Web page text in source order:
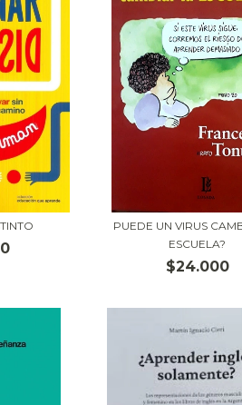
PUEDE UN VIRUS
ESCUELA?
$24.000